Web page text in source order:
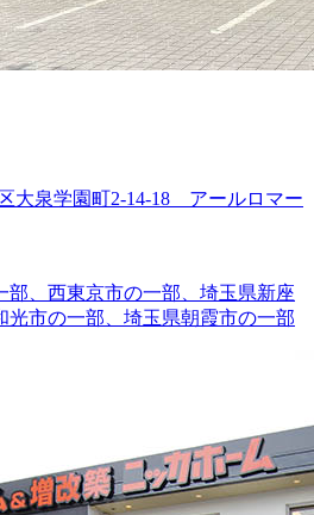
大泉学園町2-14-18 アールロマー
部、西東京市の一部、埼玉県新座
光市の一部、埼玉県朝霞市の一部